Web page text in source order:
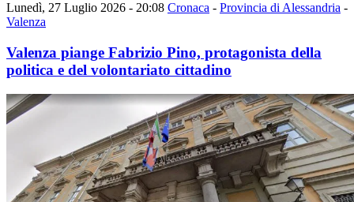
Lunedì, 27 Luglio 2026 - 20:08 Cronaca - Provincia di Alessandria -
Valenza
Valenza piange Fabrizio Pino, protagonista della
politica e del volontariato cittadino